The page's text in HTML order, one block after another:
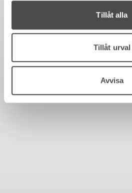
Tillåt alla
Tillåt urval
Avvisa